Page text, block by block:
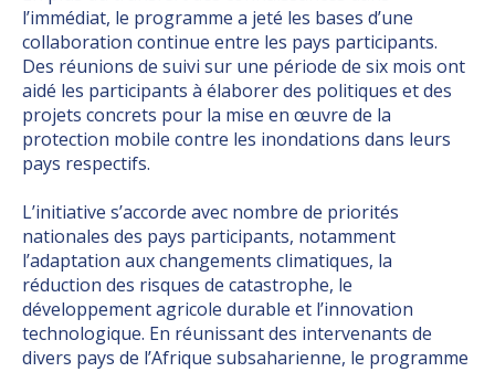
l’immédiat, le programme a jeté les bases d’une
collaboration continue entre les pays participants.
Des réunions de suivi sur une période de six mois ont
aidé les participants à élaborer des politiques et des
projets concrets pour la mise en œuvre de la
protection mobile contre les inondations dans leurs
pays respectifs.
L’initiative s’accorde avec nombre de priorités
nationales des pays participants, notamment
l’adaptation aux changements climatiques, la
réduction des risques de catastrophe, le
développement agricole durable et l’innovation
technologique. En réunissant des intervenants de
divers pays de l’Afrique subsaharienne, le programme